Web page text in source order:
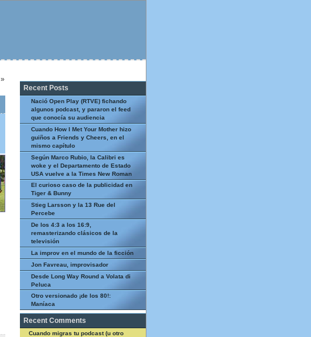
»
Recent Posts
Nació Open Play (RTVE) fichando
algunos podcast, y pararon el feed
que conocía su audiencia
Cuando How I Met Your Mother hizo
guiños a Friends y Cheers, en el
mismo capítulo
Según Marco Rubio, la Calibri es
woke y el Departamento de Estado
USA vuelve a la Times New Roman
El curioso caso de la publicidad en
Tiger & Bunny
Stieg Larsson y la 13 Rue del
Percebe
De los 4:3 a los 16:9,
remasterizando clásicos de la
televisión
La improv en el mundo de la ficción
Jon Favreau, improvisador
Desde Long Way Round a Volata di
Peluca
Otro versionado ¡de los 80!:
Maníaca
Recent Comments
Cuando migras tu podcast (u otro